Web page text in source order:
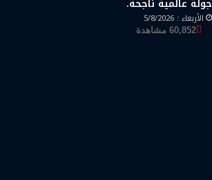
الأربعاء : 5/8/2026
60,852 مشاهدة